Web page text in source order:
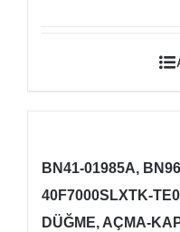
BN41-01985A,
40F7000SLXTK-
DÜĞME, AÇMA-